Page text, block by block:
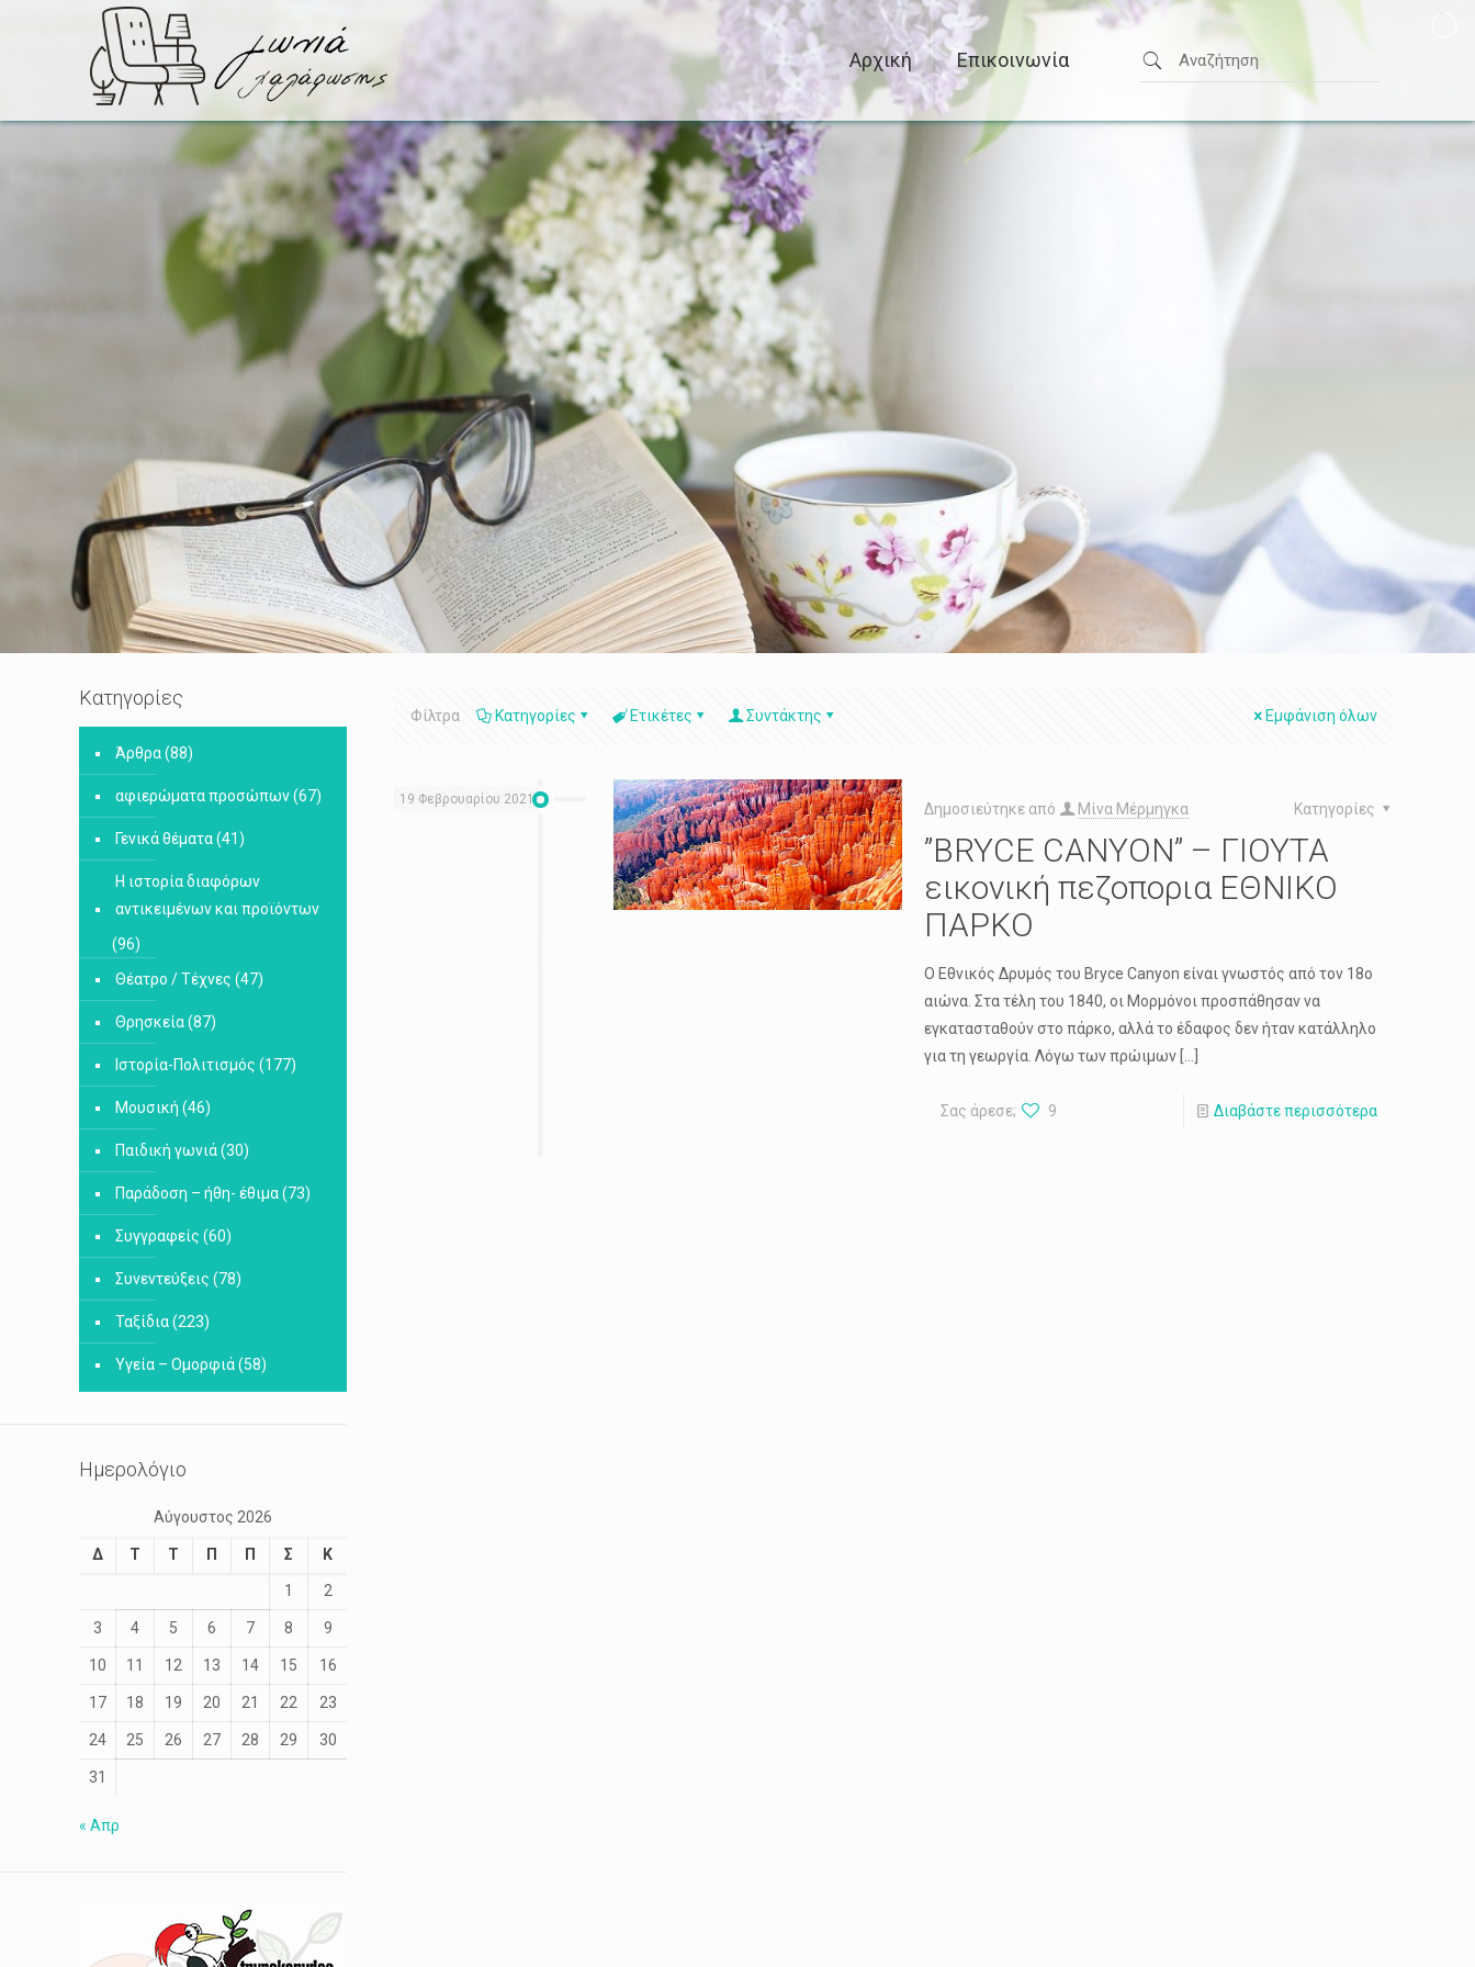
Αρχική Επικοινωνία
Φίλτρα Κατηγορίες Ετικέτες Συντάκτης Εμφάνιση όλων
19 Φεβρουαρίου 2021
Δημοσιεύτηκε από Μίνα Μέρμηγκα Κατηγορίες
”BRYCE CANYON” – ΓΙΟΥΤΑ
εικονική πεζοπορια ΕΘΝΙΚΟ
ΠΑΡΚΟ
Ο Εθνικός Δρυμός του Bryce Canyon είναι γνωστός από τον 18ο
αιώνα. Στα τέλη του 1840, οι Μορμόνοι προσπάθησαν να
εγκατασταθούν στο πάρκο, αλλά το έδαφος δεν ήταν κατάλληλο
για τη γεωργία. Λόγω των πρώιμων
Σας άρεσε; 9 Διαβάστε περισσότερα
Κατηγορίες
Άρθρα(88)
αφιερώματα προσώπων(67)
Γενικά θέματα(41)
Η ιστορία διαφόρων
αντικειμένων και προϊόντων
(96)
Θέατρο / Τέχνες (47)
Θρησκεία(87)
Ιστορία-Πολιτισμός (177)
Μουσική (46)
Παιδική γωνιά(30)
Παράδοση – ήθη- έθιμα(73)
Συγγραφείς (60)
Συνεντεύξεις (78)
Ταξίδια(223)
Υγεία – Ομορφιά(58)
Ημερολόγιο
Αύγουστος 2026
Δ Τ Τ Π Π Σ Κ
1 2
3 4 5 6 7 8 9
10 11 12 13 14 15 16
17 18 19 20 21 22 23
24 25 26 27 28 29 30
31
« Απρ